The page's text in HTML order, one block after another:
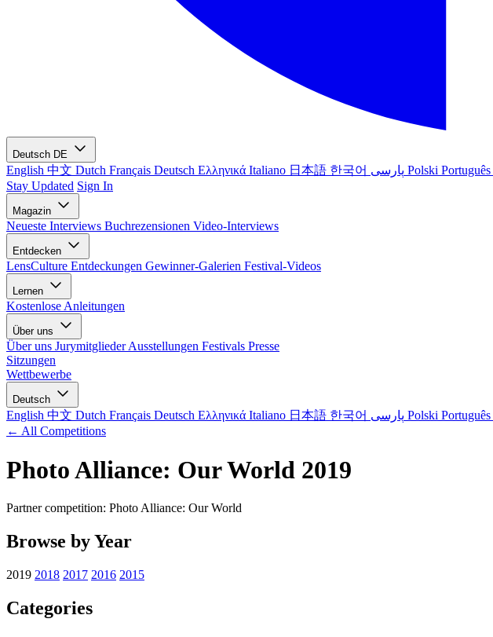
Deutsch DE
English 中文 Dutch Français Deutsch Ελληνικά Italiano 日本語 한국어 Polski Português
Stay Updated Sign In
Magazin
Neueste Interviews Buchrezensionen Video-Interviews
Entdecken
LensCulture Entdeckungen Gewinner-Galerien Festival-Videos
Lernen
Kostenlose Anleitungen
Über uns
Über uns JurymitgliederAusstellungen Festivals Presse
Sitzungen
Wettbewerbe
Deutsch
English 中文 Dutch Français Deutsch Ελληνικά Italiano 日本語 한국어 Polski Português
← All Competitions
Photo Alliance: Our World 2019
Partner competition: Photo Alliance: Our World
Browse by Year
2019 2018 2017 2016 2015
Categories